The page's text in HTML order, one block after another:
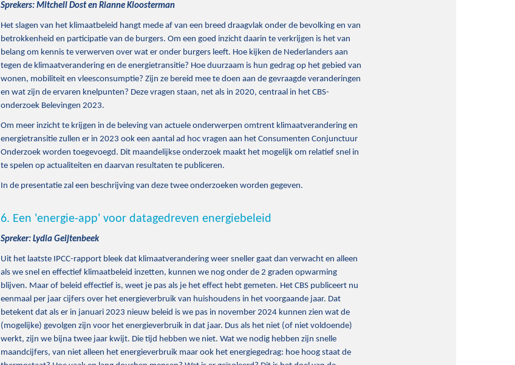
Sprekers: Mitchell Dost en Rianne Kloosterman
Het slagen van het klimaatbeleid hangt mede af van een breed draagvlak onder de bevolking en van
betrokkenheid en participatie van de burgers. Om een goed inzicht daarin te verkrijgen is het van
belang om kennis te verwerven over wat er onder burgers leeft. Hoe kijken de Nederlanders aan
tegen de klimaatverandering en de energietransitie? Hoe duurzaam is hun gedrag op het gebied van
wonen, mobiliteit en vleesconsumptie? Zijn ze bereid mee te doen aan de gevraagde veranderingen
en wat zijn de ervaren knelpunten? Deze vragen staan, net als in 2020, centraal in het CBS-
onderzoek Belevingen 2023.
Om meer inzicht te krijgen in de beleving van actuele onderwerpen omtrent klimaatverandering en
energietransitie zullen er in 2023 ook een aantal ad hoc vragen aan het Consumenten Conjunctuur
Onderzoek worden toegevoegd. Dit maandelijkse onderzoek maakt het mogelijk om relatief snel in
te spelen op actualiteiten en daarvan resultaten te publiceren.
In de presentatie zal een beschrijving van deze twee onderzoeken worden gegeven.
6. Een 'energie-app' voor datagedreven energiebeleid
Spreker: Lydia Geijtenbeek
Uit het laatste IPCC-rapport bleek dat klimaatverandering weer sneller gaat dan verwacht en alleen
als we snel en effectief klimaatbeleid inzetten, kunnen we nog onder de 2 graden opwarming
blijven. Maar of beleid effectief is, weet je pas als je het effect hebt gemeten. Het CBS publiceert nu
eenmaal per jaar cijfers over het energieverbruik van huishoudens in het voorgaande jaar. Dat
betekent dat als er in januari 2023 nieuw beleid is we pas in november 2024 kunnen zien wat de
(mogelijke) gevolgen zijn voor het energieverbruik in dat jaar. Dus als het niet (of niet voldoende)
werkt, zijn we bijna twee jaar kwijt. Die tijd hebben we niet. Wat we nodig hebben zijn snelle
maandcijfers, van niet alleen het energieverbruik maar ook het energiegedrag: hoe hoog staat de